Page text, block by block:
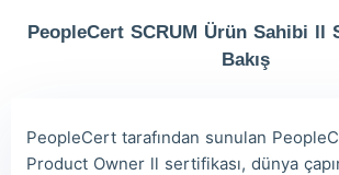
Wil*** 2026/08/09 order Other ***
PeopleCert SCRUM Ürün Sahibi ll
Bakış
PeopleCert tarafından sunulan
Product Owner ll sertifikası, dünya